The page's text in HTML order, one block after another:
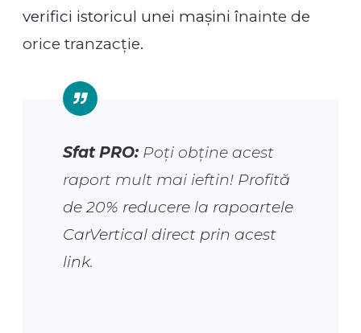
verifici istoricul unei mașini înainte de
orice tranzacție.
Sfat PRO:Poți obține acest
raport mult mai ieftin! Profită
de 20% reducere la rapoartele
CarVertical direct prin acest
link.